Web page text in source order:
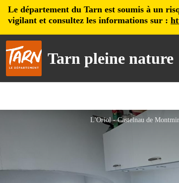
Le département du Tarn est soumis à un
vigilant et consultez les informations sur :
Tarn pleine nature